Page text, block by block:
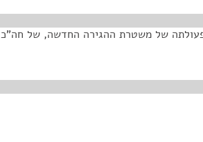
פעולתה של משטרת ההגירה החדשה, של חה"כ